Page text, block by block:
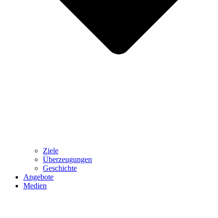
Ziele
Überzeugungen
Geschichte
Angebote
Medien